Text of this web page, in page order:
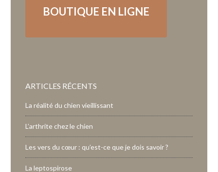
BOUTIQUE EN LIGNE
ARTICLES RÉCENTS
La réalité du chien vieillissant
L’arthrite chez le chien
Les vers du cœur : qu’est-ce que je dois savoir ?
La leptospirose